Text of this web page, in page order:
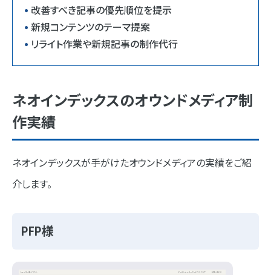
改善すべき記事の優先順位を提示
新規コンテンツのテーマ提案
リライト作業や新規記事の制作代行
ネオインデックスのオウンドメディア制
作実績
ネオインデックスが手がけたオウンドメディアの実績をご紹
介します。
PFP様